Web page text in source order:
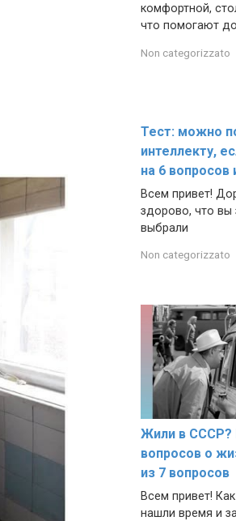
комфортной,
что помогают
Non categorizzato
Тест: можно
интеллекту,
на 6 вопросов
Всем привет!
здорово, что вы
выбрали
Non categorizzato
Жили в СССР?
вопросов о
из 7 вопросов
Всем привет!
нашли время и